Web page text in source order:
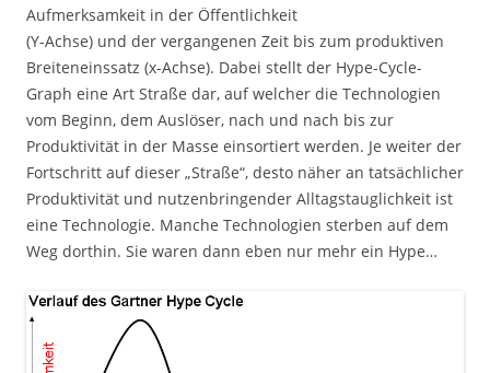
Aufmerksamkeit in der Öffentlichkeit
(Y-Achse) und der vergangenen Zeit bis zum produktiven
Breiteneinssatz (x-Achse). Dabei stellt der Hype-Cycle-
Graph eine Art Straße dar, auf welcher die Technologien
vom Beginn, dem Auslöser, nach und nach bis zur
Produktivität in der Masse einsortiert werden. Je weiter der
Fortschritt auf dieser „Straße“, desto näher an tatsächlicher
Produktivität und nutzenbringender Alltagstauglichkeit ist
eine Technologie. Manche Technologien sterben auf dem
Weg dorthin. Sie waren dann eben nur mehr ein Hype…